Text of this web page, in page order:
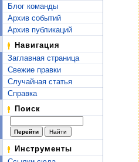
Блог команды
Архив событий
Архив публикаций
Навигация
Заглавная страница
Свежие правки
Случайная статья
Справка
Поиск
Инструменты